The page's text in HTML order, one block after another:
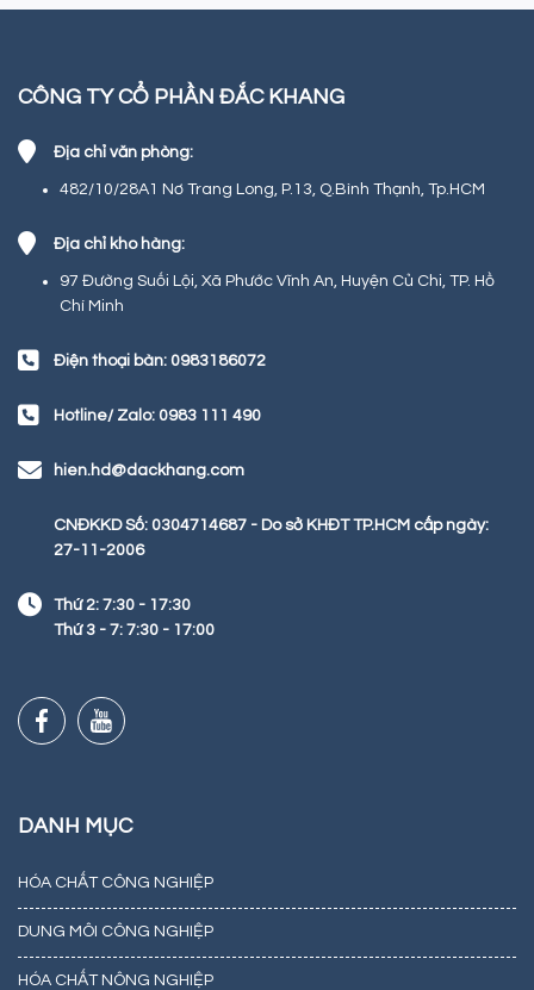
CÔNG TY CỔ PHẦN ĐẮC KHANG
Địa chỉ văn phòng:
482/10/28A1 Nơ Trang Long, P.13, Q.Bình Thạnh, Tp.HCM
Địa chỉ kho hàng:
97 Đường Suối Lội, Xã Phước Vĩnh An, Huyện Củ Chi, TP. Hồ
Chí Minh
Điện thoại bàn: 0983186072
Hotline/ Zalo: 0983 111 490
hien.hd@dackhang.com
CNĐKKD Số: 0304714687 - Do sở KHĐT TP.HCM cấp ngày:
27-11-2006
Thứ 2: 7:30 - 17:30
Thứ 3 - 7: 7:30 - 17:00
DANH MỤC
HÓA CHẤT CÔNG NGHIỆP
DUNG MÔI CÔNG NGHIỆP
HÓA CHẤT NÔNG NGHIỆP